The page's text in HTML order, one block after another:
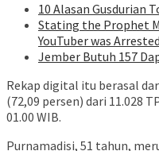
10 Alasan Gusdurian
Stating the Prophet
YouTuber was Arrested
Jember Butuh 157
Rekap digital itu berasal
(72,09 persen) dari 11.028
01.00 WIB.
Purnamadisi, 51 tahun,